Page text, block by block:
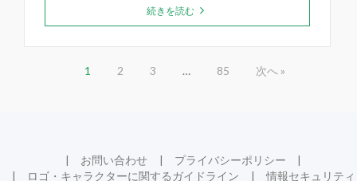
続きを読む
1 2 3 … 85 次へ »
お問い合わせ
プライバシーポリシー
ロゴ・キャラクターに関するガイドライン
情報セキュリティ